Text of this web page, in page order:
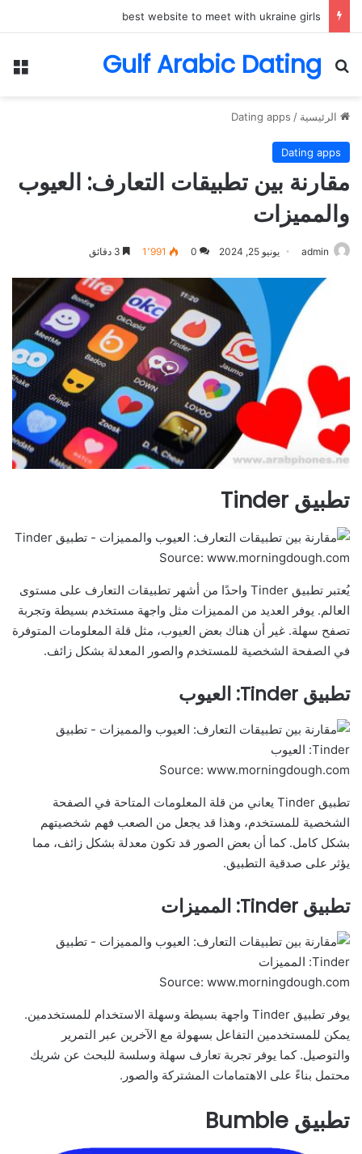
best website to meet with ukraine girls
Gulf Arabic Dating
بحث عن
الرئيسية /
Dating apps
Dating apps
مقارنة بين تطبيقات التعارف: العيوب
والمميزات
admin يونيو 25, 2024 0 1٬991
تطبيق Tinder
Source: www.morningdough.com
يُعتبر تطبيق Tinder واحدًا من أشهر تطبيقات التعارف على مستوى
العالم. يوفر العديد من المميزات مثل واجهة مستخدم بسيطة وتجربة
تصفح سهلة. غير أن هناك بعض العيوب، مثل قلة المعلومات المتوفرة
في الصفحة الشخصية للمستخدم والصور المعدلة بشكل زائف.
تطبيق Tinder: العيوب
Source: www.morningdough.com
تطبيق Tinder يعاني من قلة المعلومات المتاحة في الصفحة
الشخصية للمستخدم، وهذا قد يجعل من الصعب فهم شخصيتهم
بشكل كامل. كما أن بعض الصور قد تكون معدلة بشكل زائف، مما
يؤثر على صدقية التطبيق.
تطبيق Tinder: المميزات
Source: www.morningdough.com
يوفر تطبيق Tinder واجهة بسيطة وسهلة الاستخدام للمستخدمين.
يمكن للمستخدمين التفاعل بسهولة مع الآخرين عبر التمرير
والتوصيل. كما يوفر تجربة تعارف سهلة وسلسة للبحث عن شريك
محتمل بناءً على الاهتمامات المشتركة والصور.
تطبيق Bumble